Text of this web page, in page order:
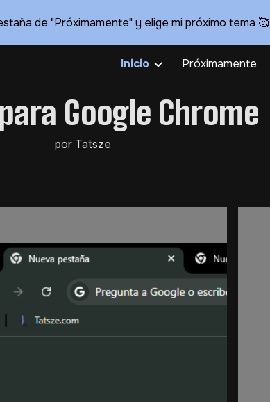
Skip to navigation
de "Próximamente" y elige mi próximo tema 🥰
Inicio Próximamente
Google Chrome
por Tatsze